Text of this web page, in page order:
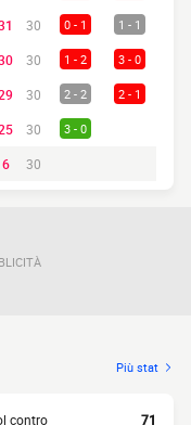
30 0 - 1 1 - 1
30 1 - 2 3 - 0
30 2 - 2 2 - 1
30 3 - 0
6 30
Più stat
contro 71